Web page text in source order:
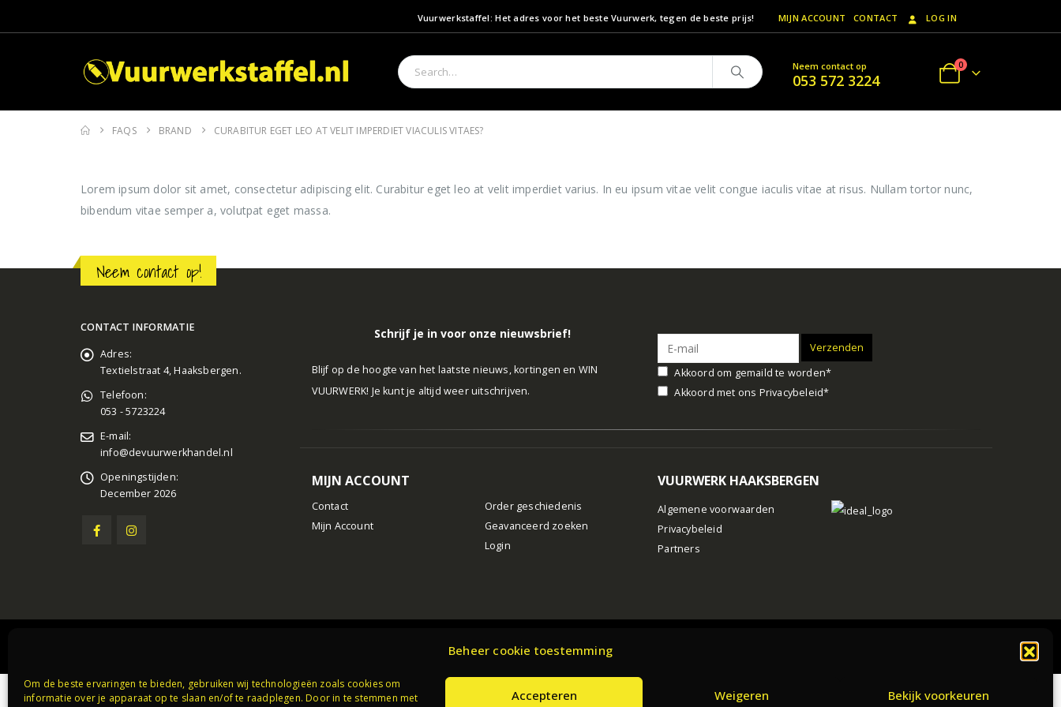
Beheer cookie toestemming
Om de beste ervaringen te bieden, gebruiken wij technologieën zoals cookies om
informatie over je apparaat op te slaan en/of te raadplegen. Door in te stemmen met
Accepteren Weigeren Bekijk voorkeuren
Vuurwerkstaffel: Het adres voor het beste Vuurwerk, tegen de beste prijs! MIJN ACCOUNT CONTACT LOG IN
Neem contact op
053 572 3224
0
FAQS BRAND CURABITUR EGET LEO AT VELIT IMPERDIET VIACULIS VITAES?
Lorem ipsum dolor sit amet, consectetur adipiscing elit. Curabitur eget leo at velit imperdiet varius. In eu ipsum vitae velit congue iaculis vitae at risus. Nullam tortor nunc,
bibendum vitae semper a, volutpat eget massa.
Neem contact op!
CONTACT INFORMATIE
Adres:
Textielstraat 4, Haaksbergen.
Telefoon:
053 - 5723224
E-mail:
info@devuurwerkhandel.nl
Openingstijden:
December 2026
Schrijf je in voor onze nieuwsbrief!
Blijf op de hoogte van het laatste nieuws, kortingen en WIN
VUURWERK! Je kunt je altijd weer uitschrijven.
Akkoord om gemaild te worden*
Akkoord met ons Privacybeleid*
MIJN ACCOUNT
Contact
Mijn Account
Order geschiedenis
Geavanceerd zoeken
Login
VUURWERK HAAKSBERGEN
Algemene voorwaarden
Privacybeleid
Partners